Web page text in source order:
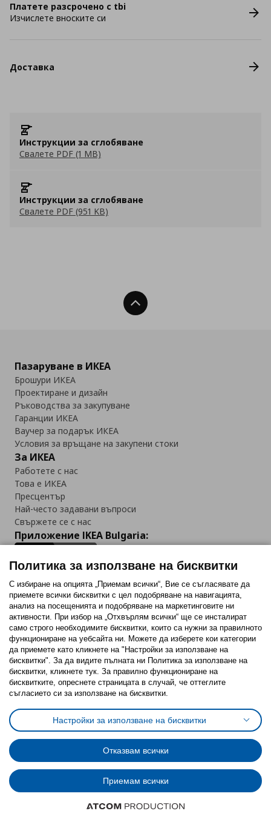
Платете разсрочено с tbi
Изчислете вноските си
Доставка
Инструкции за сглобяване
Свалете PDF (1 MB)
Инструкции за сглобяване
Свалете PDF (951 KB)
Нагоре
Пазаруване в ИКЕА
Брошури ИКЕА
Проектиране и дизайн
Ръководства за закупуване
Гаранции ИКЕА
Ваучер за подарък ИКЕА
Условия за връщане на закупени стоки
За ИКЕА
Работете с нас
Това е ИКЕА
Пресцентър
Най-често задавани въпроси
Свържете се с нас
Приложение IKEA Bulgaria:
Последвайте ни:
FacebookTwitterYoutubePinterestInstagram
Политика за използване на бисквитки (Cookies)
Избор на настройки за използване на бисквитки
Условия за ползване на ikea.bgОбща политика за личните данни
Политика за защита на личните данни на ikea.bg
Общи условия на програма IKEA Family
Политика за защита на лични данни на програма IKEA Family
© Inter-IKEA Systems B.V. 1999 - 2025
Политика за използване на бисквитки
С избиране на опцията „Приемам всички“, Вие се съгласявате да
приемете всички бисквитки с цел подобряване на навигацията,
анализ на посещенията и подобряване на маркетинговите ни
активности. При избор на „Отхвърлям всички“ ще се инсталират
само строго необходимитe бисквитки, които са нужни за правилното
функциониране на уебсайта ни. Можете да изберете кои категории
да приемете като кликнете на "Настройки за използване на
бисквитки". За да видите пълната ни Политика за използване на
бисквитки, кликнете тук. За правилно функциониране на
бисквитките, опреснете страницата в случай, че оттеглите
съгласието си за използване на бисквитки.
Настройки за използване на бисквитки
Отказвам всички
Приемам всички